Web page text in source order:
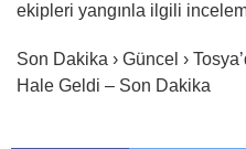
ekipleri yangınla ilgili
Son Dakika › Güncel ›
Hale Geldi – Son Dakika